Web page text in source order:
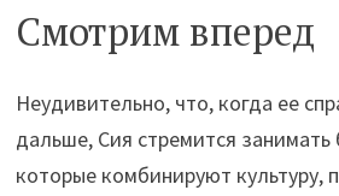
Смотрим вперед
Неудивительно, что, когда ее
дальше, Сия стремится
которые комбинируют культуру,